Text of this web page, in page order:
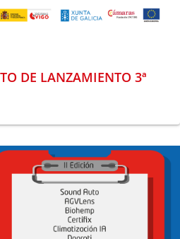
DE LANZAMIENTO 3ª